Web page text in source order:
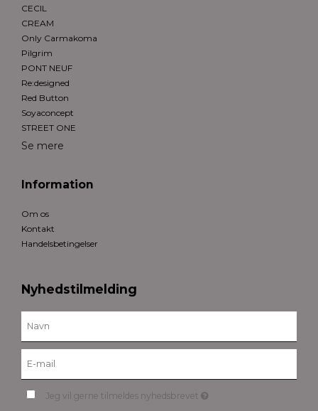
CECIL
CREAM
Only Carmakoma
Pilgrim
PONT NEUF
Re:designed
Red Button
Soyaconcept
STREET ONE
Se mere
Information
Om os
Kontakt
Handelsbetingelser
Nyhedstilmelding
Jeg vil gerne tilmeldes nyhedsbrevet